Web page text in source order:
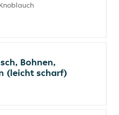
Bohnen,
(leicht scharf)